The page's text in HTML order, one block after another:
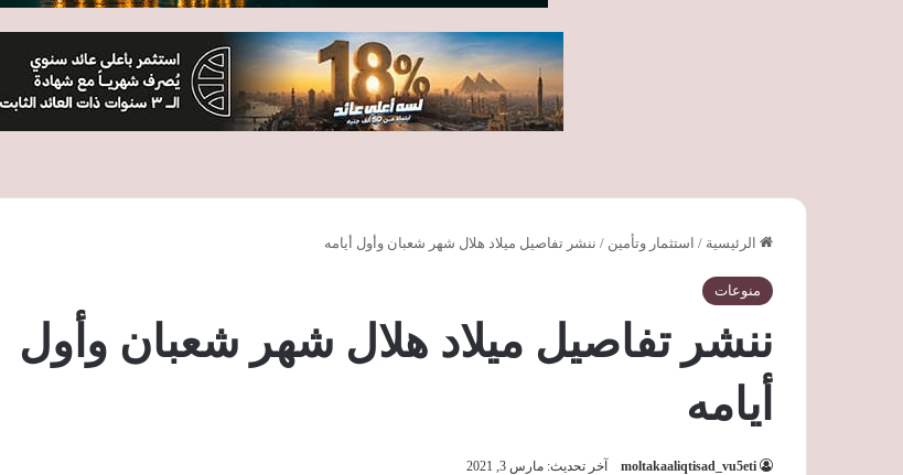
الرئيسية / استثمار وتأمين / ننشر تفاصيل ميلاد هلال شهر شعبان وأول أيامه
منوعات
ننشر تفاصيل ميلاد هلال شهر شعبان وأول
أيامه
moltakaaliqtisad_vu5eti آخر تحديث: مارس 3, 2021